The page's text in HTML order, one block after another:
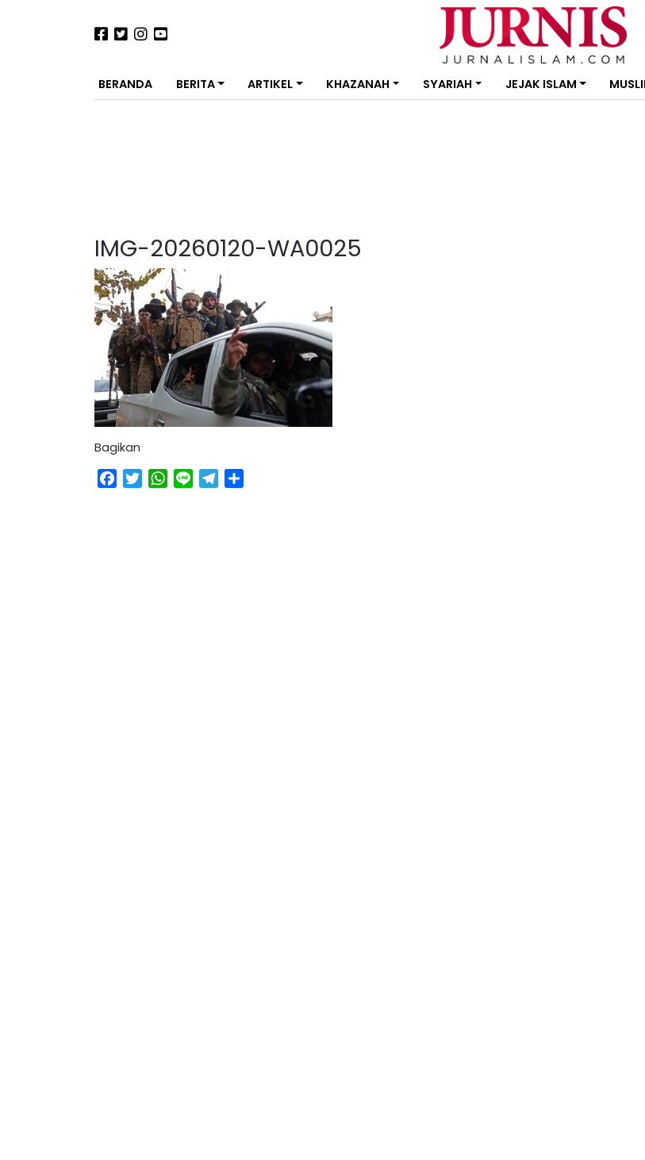
BERANDA BERITA ARTIKEL KHAZANAH SYARIAH JEJAK ISLAM
IMG-20260120-WA0025
Bagikan
Facebook
TwitterWhatsApp
Line Telegram